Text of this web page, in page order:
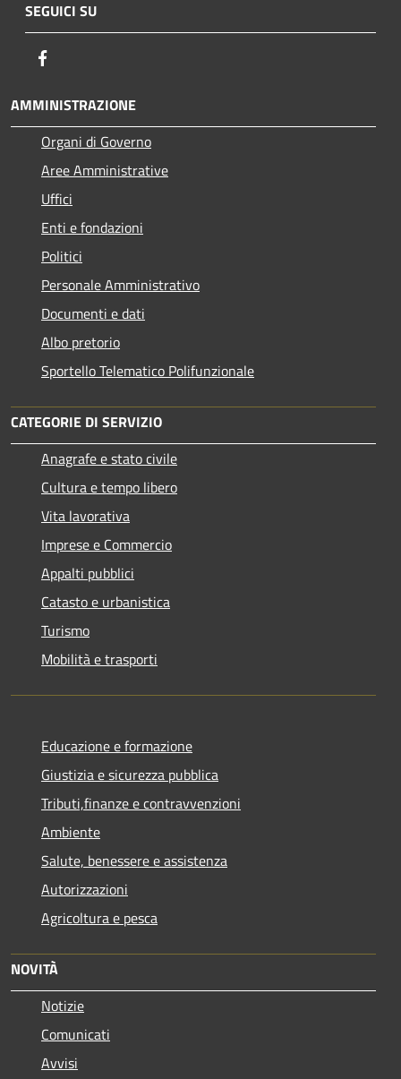
SEGUICI SU
AMMINISTRAZIONE
Organi di Governo
Aree Amministrative
Uffici
Enti e fondazioni
Politici
Personale Amministrativo
Documenti e dati
Albo pretorio
Sportello Telematico Polifunzionale
CATEGORIE DI SERVIZIO
Anagrafe e stato civile
Cultura e tempo libero
Vita lavorativa
Imprese e Commercio
Appalti pubblici
Catasto e urbanistica
Turismo
Mobilità e trasporti
Educazione e formazione
Giustizia e sicurezza pubblica
Tributi,finanze e contravvenzioni
Ambiente
Salute, benessere e assistenza
Autorizzazioni
Agricoltura e pesca
NOVITÀ
Notizie
Comunicati
Avvisi